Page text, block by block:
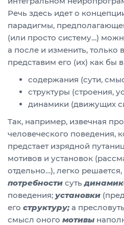
Речь здесь идет о
парадигмы,
(или просто систему…)
а после и изменить, только
представим его (их) как бы
содержания (сути,
структуры (строения,
динамики (движущих
Так, например, извечная
человеческого поведения,
предстает изрядной
мотивов и установок
отдельно…), легко решается,
потребности суть
поведения; установки
его структуру;а
смысл оного мотивы